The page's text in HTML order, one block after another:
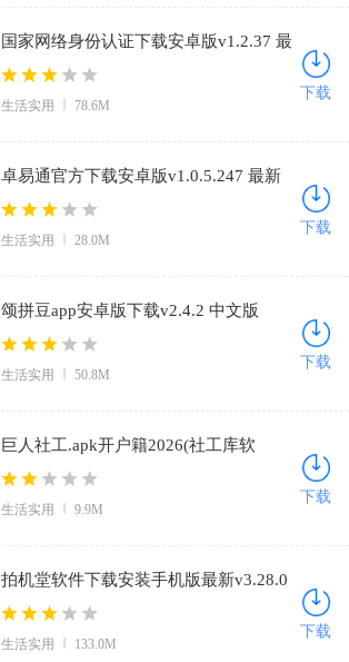
国家网络身份认证下载安卓版v1.2.37 最
新版
生活实用 78.6M
下载
卓易通官方下载安卓版v1.0.5.247 最新
版
生活实用 28.0M
下载
颂拼豆app安卓版下载v2.4.2 中文版
生活实用 50.8M
下载
巨人社工.apk开户籍2026(社工库软
件)v4.21.00 免费版
生活实用 9.9M
下载
拍机堂软件下载安装手机版最新v3.28.0
官方版
生活实用 133.0M
下载